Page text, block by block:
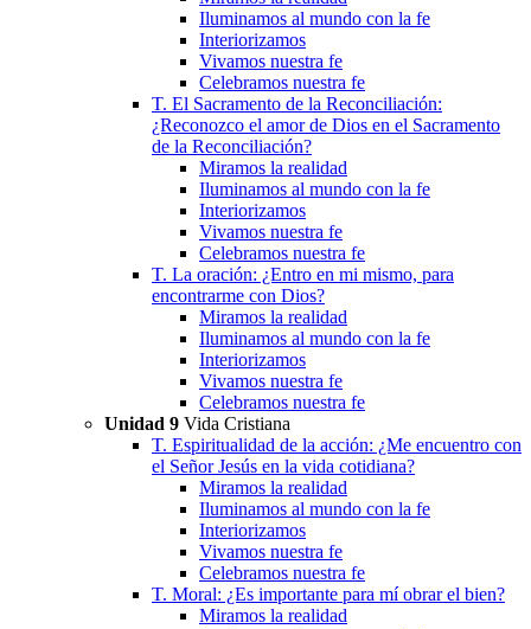
Iluminamos al mundo con la fe
Interiorizamos
Vivamos nuestra fe
Celebramos nuestra fe
T. El Sacramento de la Reconciliación:
¿Reconozco el amor de Dios en el Sacramento
de la Reconciliación?
Miramos la realidad
Iluminamos al mundo con la fe
Interiorizamos
Vivamos nuestra fe
Celebramos nuestra fe
T. La oración: ¿Entro en mi mismo, para
encontrarme con Dios?
Miramos la realidad
Iluminamos al mundo con la fe
Interiorizamos
Vivamos nuestra fe
Celebramos nuestra fe
Unidad 9 Vida Cristiana
T. Espiritualidad de la acción: ¿Me encuentro con
el Señor Jesús en la vida cotidiana?
Miramos la realidad
Iluminamos al mundo con la fe
Interiorizamos
Vivamos nuestra fe
Celebramos nuestra fe
T. Moral: ¿Es importante para mí obrar el bien?
Miramos la realidad